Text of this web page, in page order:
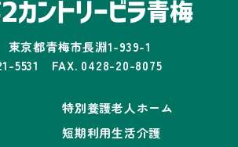
京都青梅市長淵1-939-1
5531 FAX. 0428-20-8075
特別養護老人ホーム
短期利用生活介護